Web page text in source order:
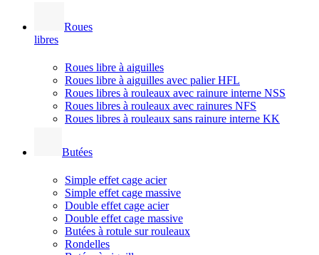
Roues
libres
Roues libre à aiguilles
Roues libre à aiguilles avec palier HFL
Roues libres à rouleaux avec rainure interne NSS
Roues libres à rouleaux avec rainures NFS
Roues libres à rouleaux sans rainure interne KK
Butées
Simple effet cage acier
Simple effet cage massive
Double effet cage acier
Double effet cage massive
Butées à rotule sur rouleaux
Rondelles